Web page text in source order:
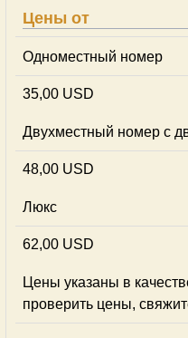
Цены от
Одноместный номер
35,00 USD
Двухместный номер с
48,00 USD
Люкс
62,00 USD
Цены указаны в
проверить цены,